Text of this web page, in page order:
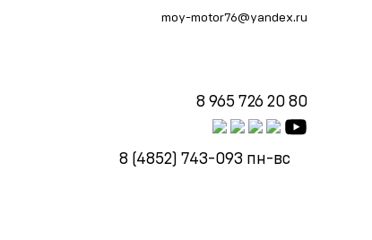
moy-motor76@yandex.ru
8 965 726 20 80
8 (4852) 743-093 пн-вс